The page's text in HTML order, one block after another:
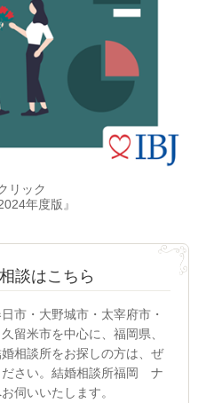
リック
年度版』
談はこちら
市・大野城市・太宰府市・
留米市を中心に、福岡県、
相談所をお探しの方は、ぜ
ださい。結婚相談所福岡 ナ
伺いいたします。